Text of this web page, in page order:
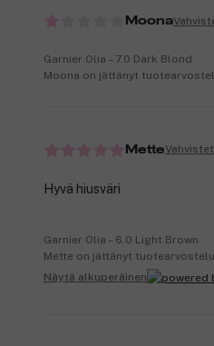
Moona
Garnier Olia – 7.0 Dark Blond
Moona on jättänyt
Mette
Hyvä hiusväri
Garnier Olia – 6.0 Light Brown
Mette on jättänyt
Näytä alkuperäinen